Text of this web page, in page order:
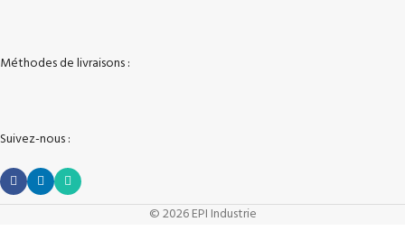
Méthodes de livraisons :
Suivez-nous :
© 2026 EPI Industrie